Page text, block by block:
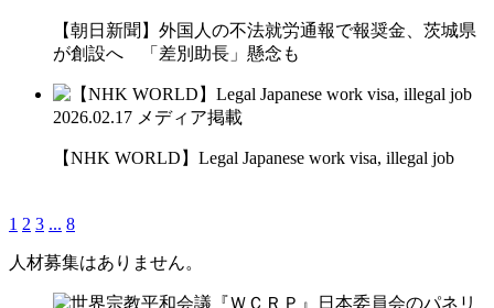
【朝日新聞】外国人の不法就労通報で報奨金、茨城県
が創設へ 「差別助長」懸念も
2026.02.17 メディア掲載
【NHK WORLD】Legal Japanese work visa, illegal job
1 2 3 ... 8
人材募集はありません。